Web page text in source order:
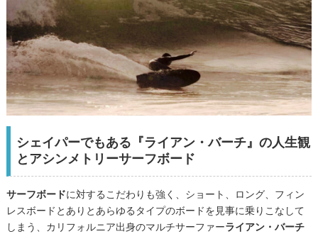
シェイパーでもある『ライアン・バーチ』の人生観
とアシンメトリーサーフボード
サーフボードに対するこだわりも強く、ショート、ロング、フィン
レスボードとありとあらゆるタイプのボードを見事に乗りこなして
しまう、カリフォルニア出身のマルチサーファーライアン・バーチ